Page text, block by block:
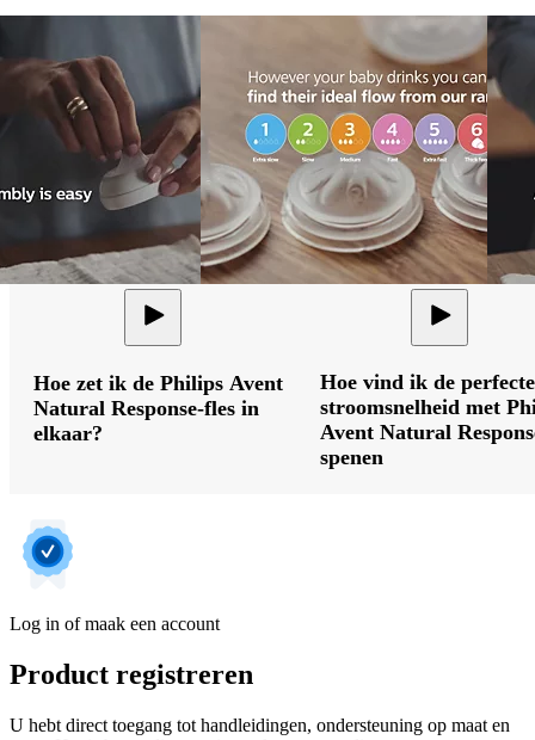
Hoe zet ik de Philips Avent
Natural Response-fles in
elkaar?
Hoe vind ik de perfecte
stroomsnelheid met
Avent Natural
spenen
Log in of maak een account
Product registreren
U hebt direct toegang tot handleidingen, ondersteuning op maat en